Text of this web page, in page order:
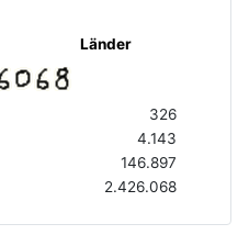
Länder
326
4.143
146.897
2.426.068